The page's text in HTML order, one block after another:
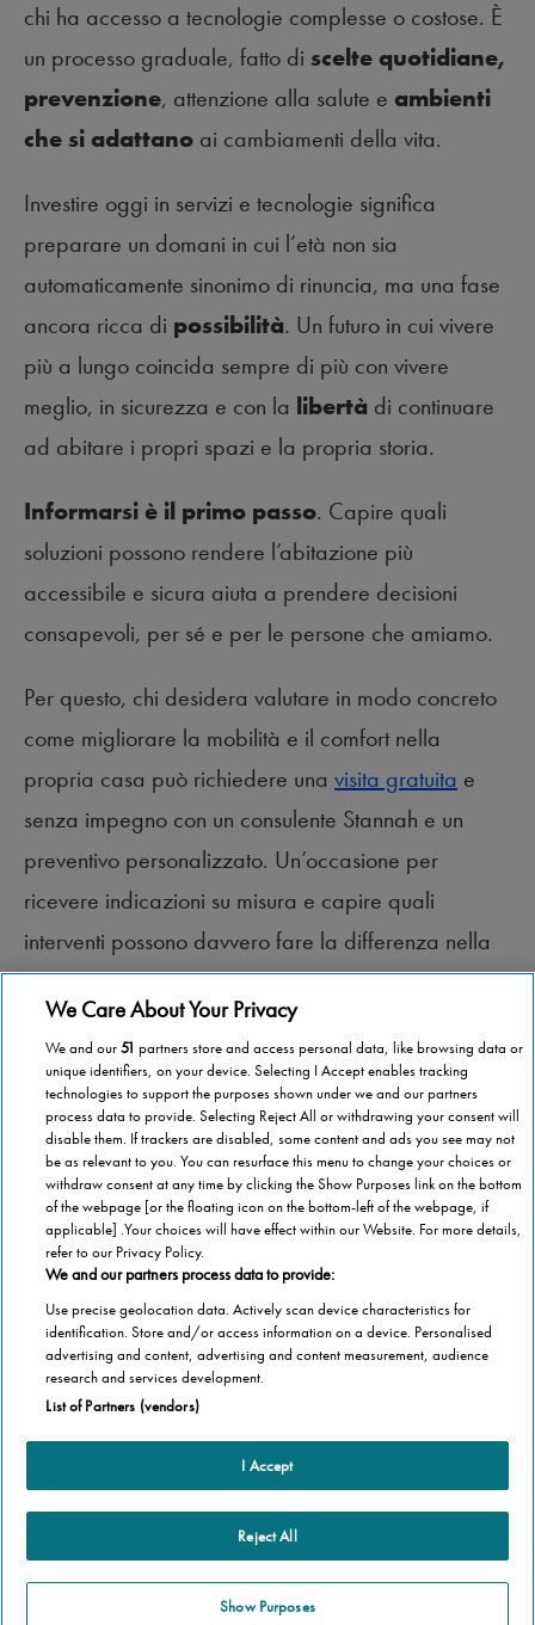
chi ha accesso a tecnologie complesse o costose. È
un processo graduale, fatto di scelte quotidiane,
prevenzione, attenzione alla salute e ambienti
che si adattano ai cambiamenti della vita.
Investire oggi in servizi e tecnologie significa
preparare un domani in cui l’età non sia
automaticamente sinonimo di rinuncia, ma una fase
ancora ricca di possibilità. Un futuro in cui vivere
più a lungo coincida sempre di più con vivere
meglio, in sicurezza e con la libertà di continuare
ad abitare i propri spazi e la propria storia.
Informarsi è il primo passo. Capire quali
soluzioni possono rendere l’abitazione più
accessibile e sicura aiuta a prendere decisioni
consapevoli, per sé e per le persone che amiamo.
Per questo, chi desidera valutare in modo concreto
come migliorare la mobilità e il comfort nella
propria casa può richiedere una visita gratuita e
senza impegno con un consulente Stannah e un
preventivo personalizzato. Un’occasione per
ricevere indicazioni su misura e capire quali
interventi possono davvero fare la differenza nella
vita di tutti i giorni.
Categorie
Casa
Terza Età
Cookie Policy
Privacy Policy
Altre informazioni
We Care About Your Privacy
We and our51 partners store and access personal data, like browsing data or
unique identifiers, on your device. Selecting I Accept enables tracking
technologies to support the purposes shown under we and our partners
process data to provide. Selecting Reject All or withdrawing your consent will
disable them. If trackers are disabled, some content and ads you see may not
be as relevant to you. You can resurface this menu to change your choices or
withdraw consent at any time by clicking the Show Purposes link on the bottom
of the webpage [or the floating icon on the bottom-left of the webpage, if
applicable] .Your choices will have effect within our Website. For more details,
refer to our Privacy Policy.
We and our partners process data to provide:
Use precise geolocation data. Actively scan device characteristics for
identification. Store and/or access information on a device. Personalised
advertising and content, advertising and content measurement, audience
research and services development.
List of Partners (vendors)
I Accept
Reject All
Show Purposes